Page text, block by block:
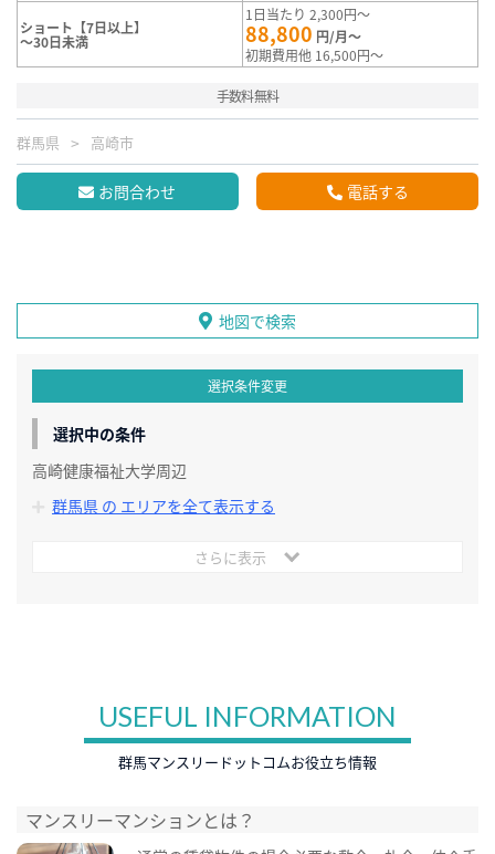
ショート【7日以上】
～30日未満
1日当たり 2,300円～
88,800 円/月～
初期費用他 16,500円～
手数料無料
群馬県 高崎市
お問合わせ 電話する
地図で検索
選択条件変更
選択中の条件
高崎健康福祉大学周辺
群馬県 の エリアを全て表示する
さらに表示
USEFUL INFORMATION
群馬マンスリードットコムお役立ち情報
マンスリーマンションとは？